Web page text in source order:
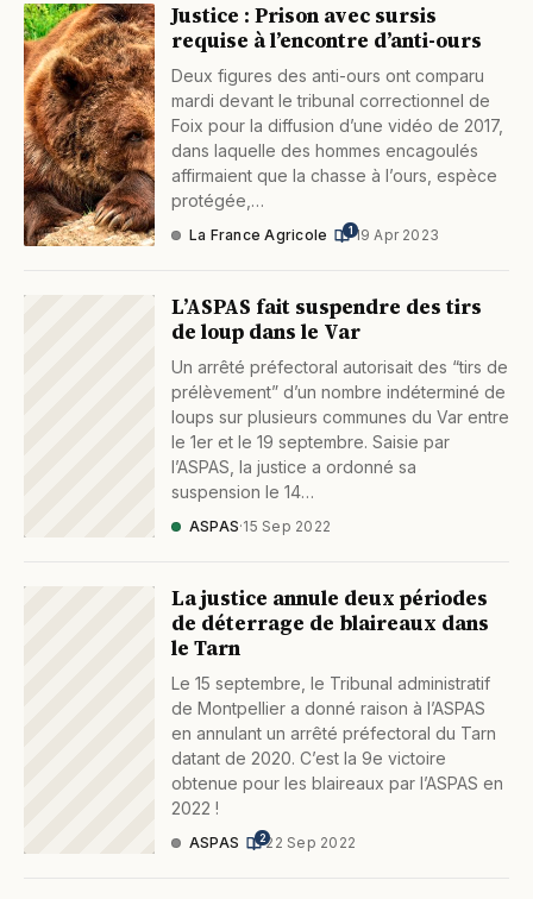
Justice : Prison avec sursis
requise à l’encontre d’anti-ours
Deux figures des anti-ours ont comparu
mardi devant le tribunal correctionnel de
Foix pour la diffusion d’une vidéo de 2017,
dans laquelle des hommes encagoulés
affirmaient que la chasse à l’ours, espèce
protégée,…
La France Agricole 1·19 Apr 2023
L’ASPAS fait suspendre des tirs
de loup dans le Var
Un arrêté préfectoral autorisait des “tirs de
prélèvement” d’un nombre indéterminé de
loups sur plusieurs communes du Var entre
le 1er et le 19 septembre. Saisie par
l’ASPAS, la justice a ordonné sa
suspension le 14…
ASPAS·15 Sep 2022
La justice annule deux périodes
de déterrage de blaireaux dans
le Tarn
Le 15 septembre, le Tribunal administratif
de Montpellier a donné raison à l’ASPAS
en annulant un arrêté préfectoral du Tarn
datant de 2020. C’est la 9e victoire
obtenue pour les blaireaux par l’ASPAS en
2022 !
ASPAS 2·22 Sep 2022